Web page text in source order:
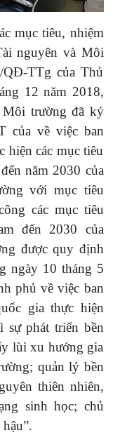
mục tiêu, nhiệm
nguyên và Môi
TTg của Thủ
12 năm 2018,
trường đã ký
của về việc ban
hiện các mục tiêu
năm 2030 của
với mục tiêu
các mục tiêu
đến 2030 của
được quy định
ngày 10 tháng 5
phủ về việc ban
gia thực hiện
sự phát triển bền
lùi xu hướng gia
quản lý bền
thiên nhiên,
sinh học; chủ